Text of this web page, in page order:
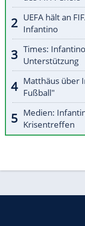
UEFA hält an
Infantino
Times:
Unterstützung
Matthäus über
Fußball"
Medien:
Krisentreffen